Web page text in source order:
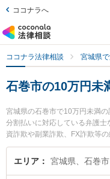
ココナラへ
ココナラ法律相談 宮城県
石巻市の10万円未
宮城県の石巻市で10万円未満の
分割払いに対応している弁護
資詐欺や副業詐欺、FX詐欺等
特にいしのまき法律事務所の
洋弁護士のプロフィール情報
エリア 宮城県、石巻市